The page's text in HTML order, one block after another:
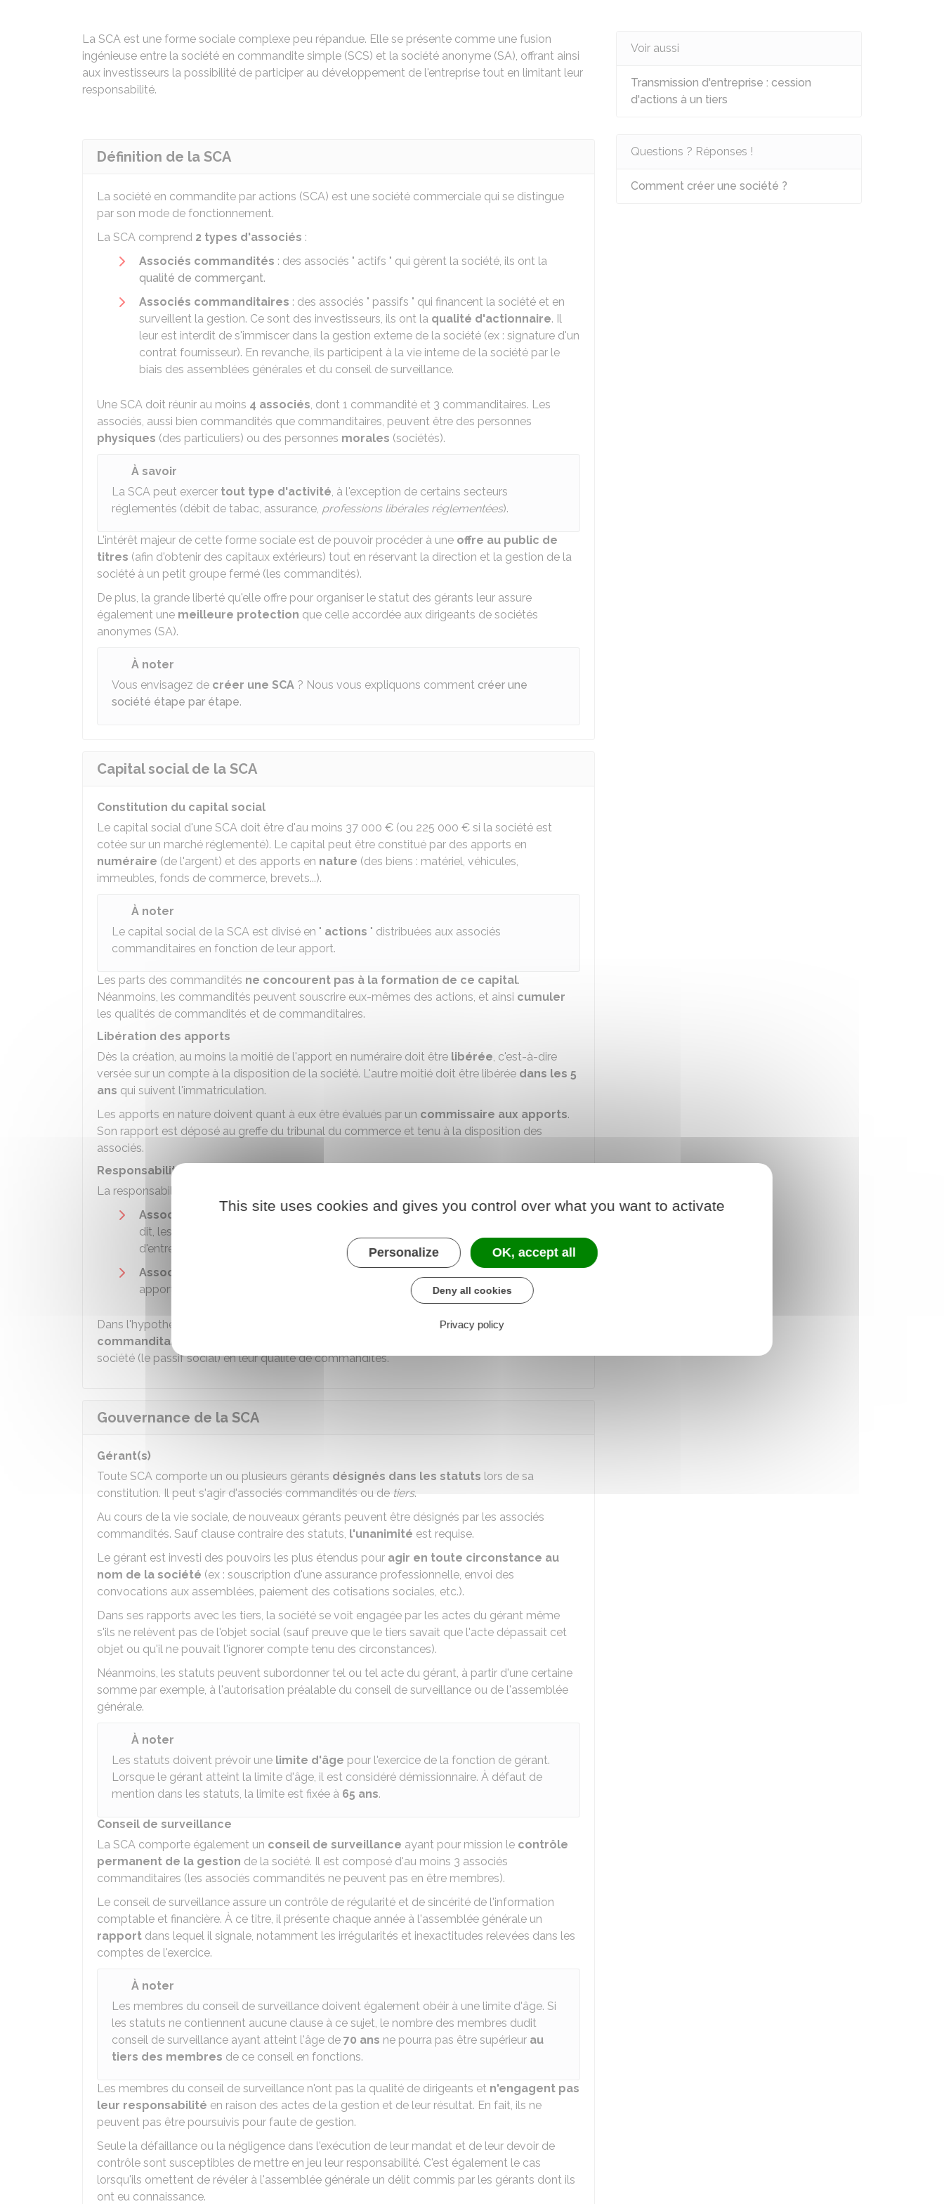
La SCA est une forme sociale complexe peu répandue. Elle se présente comme une fusion
ingénieuse entre la société en commandite simple (SCS) et la société anonyme (SA), offrant ainsi
aux investisseurs la possibilité de participer au développement de l'entreprise tout en limitant leur
responsabilité.
Définition de la SCA
La société en commandite par actions (SCA) est une société commerciale qui se distingue
par son mode de fonctionnement.
La SCA comprend 2 types d'associés :
Associés commandités : des associés " actifs " qui gèrent la société, ils ont la
qualité de commerçant.
Associés commanditaires : des associés " passifs " qui financent la société et en
surveillent la gestion. Ce sont des investisseurs, ils ont la qualité d'actionnaire. Il
leur est interdit de s'immiscer dans la gestion externe de la société (ex : signature d'un
contrat fournisseur). En revanche, ils participent à la vie interne de la société par le
biais des assemblées générales et du conseil de surveillance.
Une SCA doit réunir au moins 4 associés, dont 1 commandité et 3 commanditaires. Les
associés, aussi bien commandités que commanditaires, peuvent être des personnes
physiques (des particuliers) ou des personnes morales (sociétés).
À savoir
La SCA peut exercer tout type d'activité, à l'exception de certains secteurs
réglementés (débit de tabac, assurance, professions libérales réglementées).
L'intérêt majeur de cette forme sociale est de pouvoir procéder à une offre au public de
titres (afin d'obtenir des capitaux extérieurs) tout en réservant la direction et la gestion de la
société à un petit groupe fermé (les commandités).
De plus, la grande liberté qu'elle offre pour organiser le statut des gérants leur assure
également une meilleure protection que celle accordée aux dirigeants de sociétés
anonymes (SA).
À noter
Vous envisagez de créer une SCA ? Nous vous expliquons comment créer une
société étape par étape.
Capital social de la SCA
Constitution du capital social
Le capital social d'une SCA doit être d'au moins 37 000 € (ou 225 000 € si la société est
cotée sur un marché réglementé). Le capital peut être constitué par des apports en
numéraire (de l'argent) et des apports en nature (des biens : matériel, véhicules,
immeubles, fonds de commerce, brevets...).
À noter
Le capital social de la SCA est divisé en " actions " distribuées aux associés
commanditaires en fonction de leur apport.
Les parts des commandités ne concourent pas à la formation de ce capital.
Néanmoins, les commandités peuvent souscrire eux-mêmes des actions, et ainsi cumuler
les qualités de commandités et de commanditaires.
Libération des apports
Dès la création, au moins la moitié de l'apport en numéraire doit être libérée, c'est-à-dire
versée sur un compte à la disposition de la société. L'autre moitié doit être libérée dans les 5
ans qui suivent l'immatriculation.
Les apports en nature doivent quant à eux être évalués par un commissaire aux apports.
Son rapport est déposé au greffe du tribunal du commerce et tenu à la disposition des
associés.
Responsabilité financière des associés
La responsabilité financière des associés dépend de leur statut :
Associés commandités : leur responsabilité est indéfinie etsolidaire. Autrement
dit, les
d'entre eux) sur son patrimoine personnel pour payer la totalité d'une dette.
Associés commanditaires
: leur responsabilité estlimitée
au montant de leur
apport au capital, ils ne peuvent pas être poursuivis sur leur patrimoine personnel.
Dans l'hypothèse où les associés cumulent la qualité
de commandités et de
commanditaires
société (le passif social) en leur qualité de commandités.
Gouvernance de la SCA
Gérant(s)
Toute SCA comporte un ou plusieurs gérants désignés dans les statuts lors de sa
constitution. Il peut s'agir d'associés commandités ou de tiers.
Au cours de la vie sociale, de nouveaux gérants peuvent être désignés par les associés
commandités. Sauf clause contraire des statuts, l'unanimité est requise.
Le gérant est investi des pouvoirs les plus étendus pour agir en toute circonstance au
nom de la société (ex : souscription d'une assurance professionnelle, envoi des
convocations aux assemblées, paiement des cotisations sociales, etc.).
Dans ses rapports avec les tiers, la société se voit engagée par les actes du gérant même
s'ils ne relèvent pas de l'objet social (sauf preuve que le tiers savait que l'acte dépassait cet
objet ou qu'il ne pouvait l'ignorer compte tenu des circonstances).
Néanmoins, les statuts peuvent subordonner tel ou tel acte du gérant, à partir d'une certaine
somme par exemple, à l'autorisation préalable du conseil de surveillance ou de l'assemblée
générale.
À noter
Les statuts doivent prévoir une limite d'âge pour l'exercice de la fonction de gérant.
Lorsque le gérant atteint la limite d'âge, il est considéré démissionnaire. À défaut de
mention dans les statuts, la limite est fixée à 65 ans.
Conseil de surveillance
La SCA comporte également un conseil de surveillance ayant pour mission le contrôle
permanent de la gestion de la société. Il est composé d'au moins 3 associés
commanditaires (les associés commandités ne peuvent pas en être membres).
Le conseil de surveillance assure un contrôle de régularité et de sincérité de l'information
comptable et financière. À ce titre, il présente chaque année à l'assemblée générale un
rapport dans lequel il signale, notamment les irrégularités et inexactitudes relevées dans les
comptes de l'exercice.
À noter
Les membres du conseil de surveillance doivent également obéir à une limite d'âge. Si
les statuts ne contiennent aucune clause à ce sujet, le nombre des membres dudit
conseil de surveillance ayant atteint l'âge de 70 ans ne pourra pas être supérieur au
tiers des membres de ce conseil en fonctions.
Les membres du conseil de surveillance n'ont pas la qualité de dirigeants et n'engagent pas
leur responsabilité en raison des actes de la gestion et de leur résultat. En fait, ils ne
peuvent pas être poursuivis pour faute de gestion.
Seule la défaillance ou la négligence dans l'exécution de leur mandat et de leur devoir de
contrôle sont susceptibles de mettre en jeu leur responsabilité. C'est également le cas
lorsqu'ils omettent de révéler à l'assemblée générale un délit commis par les gérants dont ils
ont eu connaissance.
Voir aussi
Transmission d'entreprise : cession
d'actions à un tiers
Questions ? Réponses !
Comment créer une société ?
This site uses cookies and gives you control over what you want to activate
Personalize OK, accept all
Deny all cookies
Privacy policy